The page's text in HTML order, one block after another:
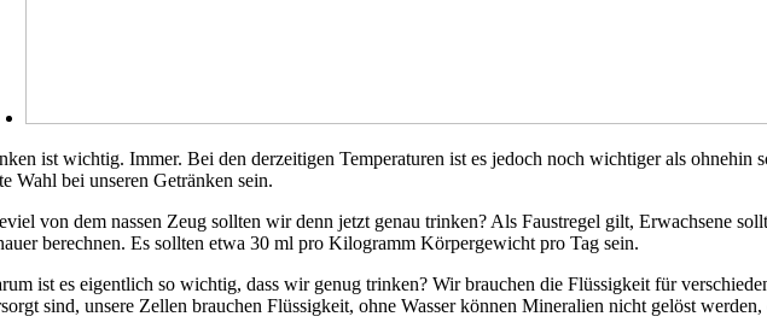
ist wichtig. Immer. Bei den derzeitigen Temperaturen ist es jedoch noch wichtiger als ohnehin
Wahl bei unseren Getränken sein.
von dem nassen Zeug sollten wir denn jetzt genau trinken? Als Faustregel gilt, Erwachsene
berechnen. Es sollten etwa 30 ml pro Kilogramm Körpergewicht pro Tag sein.
ist es eigentlich so wichtig, dass wir genug trinken? Wir brauchen die Flüssigkeit für
sind, unsere Zellen brauchen Flüssigkeit, ohne Wasser können Mineralien nicht gelöst